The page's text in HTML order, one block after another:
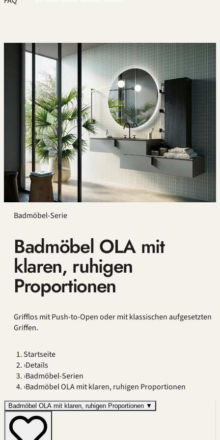
Badmöbel-Serie
Badmöbel OLA mit
klaren, ruhigen
Proportionen
Grifflos mit Push-to-Open oder mit klassischen aufgesetzten
Griffen.
Startseite
›Details
›Badmöbel-Serien
›Badmöbel OLA mit klaren, ruhigen Proportionen
Badmöbel OLA mit klaren, ruhigen Proportionen ▼